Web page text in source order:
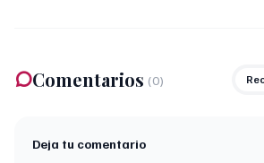
Comentarios (0)
Deja tu comentario